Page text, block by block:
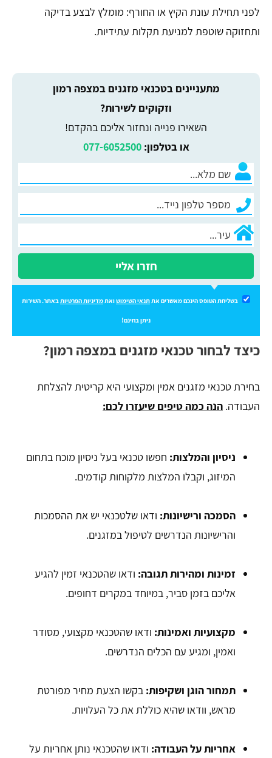
לפני תחילת עונת הקיץ או החורף: מומלץ לבצע בדיקה
ותחזוקה שוטפת למניעת תקלות עתידיות.
מתעניינים בטכנאי מזגנים במצפה רמון
וזקוקים לשירות?
השאירו פנייה ונחזור אליכם בהקדם!
או בטלפון:077-6052500
חזרו אליי
בשליחת הטופס הינכם מאשרים את תנאי השימושואת מדיניות הפרטיות באתר. השירות
ניתן בחינם!
כיצד לבחור טכנאי מזגנים במצפה רמון?
בחירת טכנאי מזגנים אמין ומקצועי היא קריטית להצלחת
העבודה. הנה כמה טיפים שיעזרו לכם:
ניסיון והמלצות: חפשו טכנאי בעל ניסיון מוכח בתחום
המיזוג, וקבלו המלצות מלקוחות קודמים.
הסמכה ורישיונות: ודאו שלטכנאי יש את ההסמכות
והרישיונות הנדרשים לטיפול במזגנים.
זמינות ומהירות תגובה: ודאו שהטכנאי זמין להגיע
אליכם בזמן סביר, במיוחד במקרים דחופים.
מקצועיות ואמינות: ודאו שהטכנאי מקצועי, מסודר
ואמין, ומגיע עם הכלים הנדרשים.
תמחור הוגן ושקיפות: בקשו הצעת מחיר מפורטת
מראש, וודאו שהיא כוללת את כל העלויות.
אחריות על העבודה: ודאו שהטכנאי נותן אחריות על